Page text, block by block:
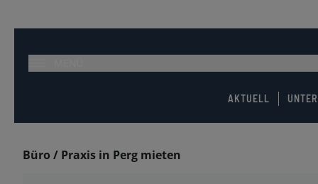
AKTUELL
Büro / Praxis in Perg mieten